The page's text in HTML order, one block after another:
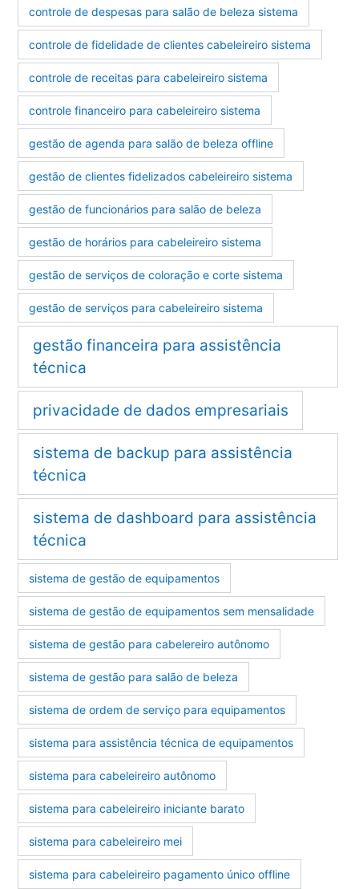
controle de despesas para salão de beleza sistema
controle de fidelidade de clientes cabeleireiro sistema
controle de receitas para cabeleireiro sistema
controle financeiro para cabeleireiro sistema
gestão de agenda para salão de beleza offline
gestão de clientes fidelizados cabeleireiro sistema
gestão de funcionários para salão de beleza
gestão de horários para cabeleireiro sistema
gestão de serviços de coloração e corte sistema
gestão de serviços para cabeleireiro sistema
gestão financeira para assistência
técnica
privacidade de dados empresariais
sistema de backup para assistência
técnica
sistema de dashboard para assistência
técnica
sistema de gestão de equipamentos
sistema de gestão de equipamentos sem mensalidade
sistema de gestão para cabelereiro autônomo
sistema de gestão para salão de beleza
sistema de ordem de serviço para equipamentos
sistema para assistência técnica de equipamentos
sistema para cabeleireiro autônomo
sistema para cabeleireiro iniciante barato
sistema para cabeleireiro mei
sistema para cabeleireiro pagamento único offline